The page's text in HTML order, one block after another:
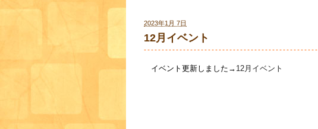
12月イベント
2023年1月 7日
イベント更新しました→ 12月イベント